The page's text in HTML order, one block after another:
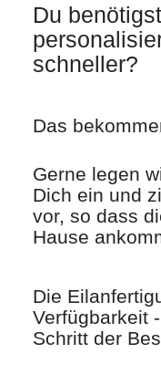
Du
schneller?
Das
Gerne legen
Dich ein und
vor, so dass
Hause
Die
Verfügbarkeit
Schritt der